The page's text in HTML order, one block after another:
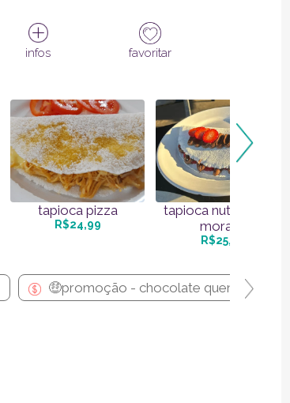
infos favoritar
tapioca pizza
R$24,99
tapioca nutella com
moran...
R$25,99
🤑promoção - chocolate quente 300ml